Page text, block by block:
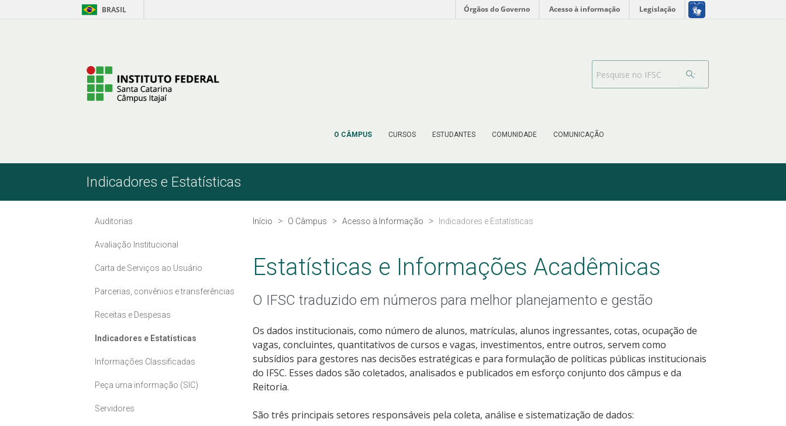
Pular para o Conteúdo BRASIL Órgãos do Governo Acesso à informação Legislação
O CÂMPUS CURSOS ESTUDANTES COMUNIDADE COMUNICAÇÃO
Barra de busca
Indicadores e Estatísticas
Auditorias
Avaliação Institucional
Carta de Serviços ao Usuário
Parcerias, convênios e transferências
Receitas e Despesas
Indicadores e Estatísticas
Informações Classificadas
Peça uma informação (SIC)
Servidores
Início O Câmpus Acesso à Informação Indicadores e Estatísticas
Estatísticas e Informações Acadêmicas
O IFSC traduzido em números para melhor planejamento e gestão
Os dados institucionais, como número de alunos, matrículas, alunos ingressantes, cotas, ocupação de
vagas, concluintes, quantitativos de cursos e vagas, investimentos, entre outros, servem como
subsídios para gestores nas decisões estratégicas e para formulação de políticas públicas institucionais
do IFSC. Esses dados são coletados, analisados e publicados em esforço conjunto dos câmpus e da
Reitoria.
São três principais setores responsáveis pela coleta, análise e sistematização de dados: